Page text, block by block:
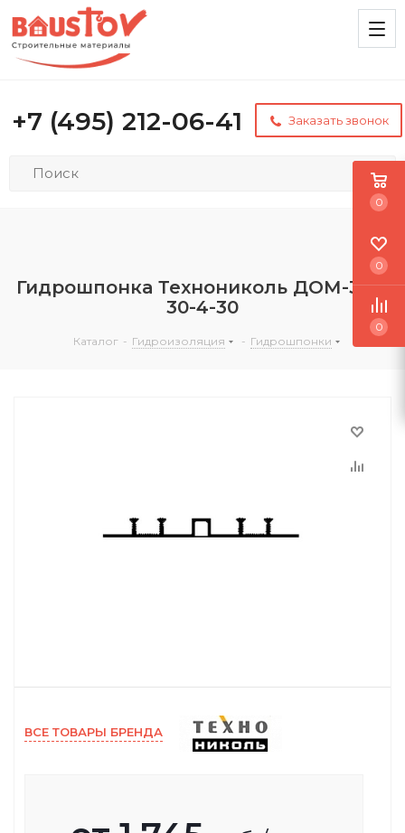
+7 (495) 212-06-41 Заказать звонок
Гидрошпонка Технониколь ДОМ-320-
30-4-30
Каталог - Гидроизоляция - Гидрошпонки
ВСЕ ТОВАРЫ БРЕНДА
0
0
0